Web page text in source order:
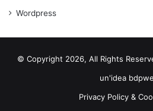
Wordpress
© Copyright 2026, All Rights
un'idea
Privacy Policy &